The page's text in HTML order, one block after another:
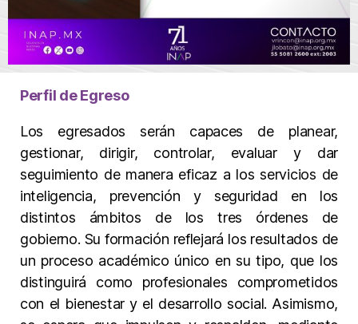
Perfil de Egreso
Los egresados serán capaces de planear,
gestionar, dirigir, controlar, evaluar y dar
seguimiento de manera eficaz a los servicios de
inteligencia, prevención y seguridad en los
distintos ámbitos de los tres órdenes de
gobierno. Su formación reflejará los resultados de
un proceso académico único en su tipo, que los
distinguirá como profesionales comprometidos
con el bienestar y el desarrollo social. Asimismo,